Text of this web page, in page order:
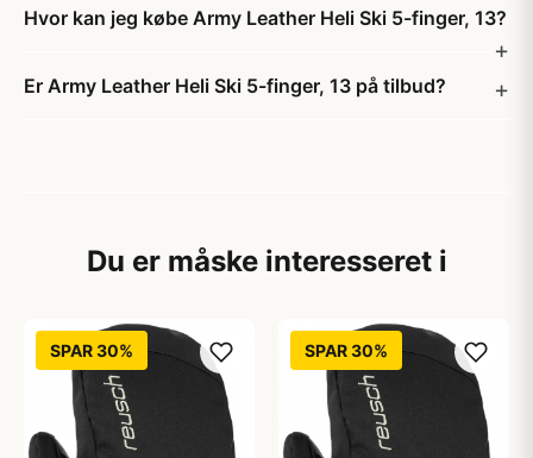
Hvor kan jeg købe Army Leather Heli Ski 5-finger, 13?
Er Army Leather Heli Ski 5-finger, 13 på tilbud?
Du er måske interesseret i
SPAR 30% SPAR 30%